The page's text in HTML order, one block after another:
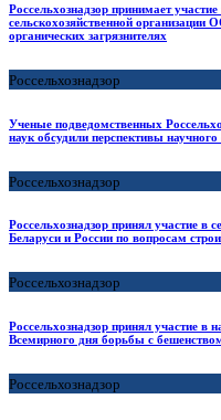
Россельхознадзор принимает
сельскохозяйственной
органических загрязнителях
Россельхознадзор
Ученые подведомственных
наук обсудили перспективы научного
Россельхознадзор
Россельхознадзор принял участие
Беларуси и России по вопросам
Россельхознадзор
Россельхознадзор принял участие в
Всемирного дня борьбы с
Россельхознадзор